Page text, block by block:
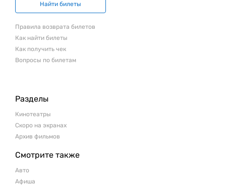
Найти билеты
Правила возврата билетов
Как найти билеты
Как получить чек
Вопросы по билетам
Разделы
Кинотеатры
Скоро на экранах
Архив фильмов
Смотрите также
Авто
Афиша